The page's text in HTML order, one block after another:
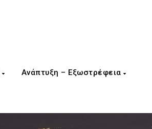
Ανάπτυξη – Εξωστρέφεια